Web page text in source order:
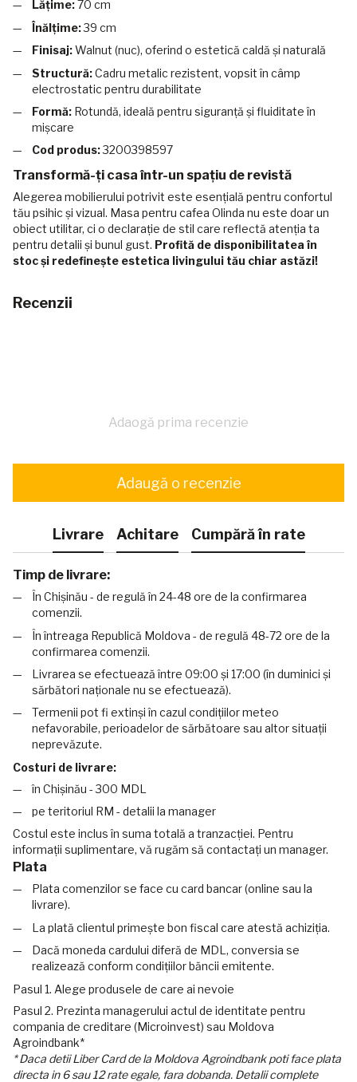
Lățime:70 cm
Înălțime:39 cm
Finisaj:Walnut (nuc), oferind o estetică caldă și naturală
Structură:Cadru metalic rezistent, vopsit în câmp
electrostatic pentru durabilitate
Formă: Rotundă, ideală pentru siguranță și fluiditate în
mișcare
Cod produs:3200398597
Transformă-ți casa într-un spațiu de revistă
Alegerea mobilierului potrivit este esențială pentru confortul
tău psihic și vizual. Masa pentru cafea Olinda nu este doar un
obiect utilitar, ci o declarație de stil care reflectă atenția ta
pentru detalii și bunul gust. Profită de disponibilitatea în
stoc și redefinește estetica livingului tău chiar astăzi!
Recenzii
Adaogă prima recenzie
Adaugă o recenzie
Livrare Achitare Cumpără în rate
Timp de livrare:
În Chișinău - de regulă în 24-48 ore de la confirmarea
comenzii.
În întreaga Republică Moldova - de regulă 48-72 ore de la
confirmarea comenzii.
Livrarea se efectuează între 09:00 și 17:00 (în duminici și
sărbători naționale nu se efectuează).
Termenii pot fi extinși în cazul condițiilor meteo
nefavorabile, perioadelor de sărbătoare sau altor situații
neprevăzute.
Costuri de livrare:
în Chișinău - 300 MDL
pe teritoriul RM - detalii la manager
Costul este inclus în suma totală a tranzacției. Pentru
informații suplimentare, vă rugăm să contactați un manager.
Plata
Plata comenzilor se face cu card bancar (online sau la
livrare).
La plată clientul primește bon fiscal care atestă achiziția.
Dacă moneda cardului diferă de MDL, conversia se
realizează conform condițiilor băncii emitente.
Pasul 1. Alege produsele de care ai nevoie
Pasul 2. Prezinta managerului actul de identitate pentru
compania de creditare (Microinvest) sau Moldova
Agroindbank*
* Daca detii Liber Card de la Moldova Agroindbank poti face plata
directa in 6 sau 12 rate egale, fara dobanda. Detalii complete